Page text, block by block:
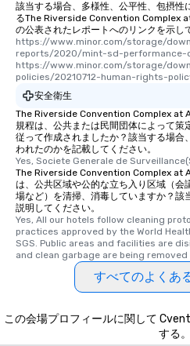
該当する場合、多様性、公平性、包摂性
るThe Riverside Convention Complex
の公表されたレポートへのリンクを示し
https://www.minor.com/storage/
reports/2020/mint-sd-performance-
https://www.minor.com/storage/
policies/20210712-human-rights-
安全衛生
The Riverside Convention Complex at
規程は、公共または民間団体によって策
従って作成されましたか？該当する場合
われたのかを記載してください。
Yes, Societe Generale de
The Riverside Convention Complex at
は、公共区域や公的な立ち入り区域（会
場など）を清掃、消毒していますか？該
説明してください。
Yes, All our hotels follow cleaning
practices approved by the World
SGS. Public areas and facilities are
and clean garbage are being removed
すべてのよくあ
この会場プロフィールに関して
する。